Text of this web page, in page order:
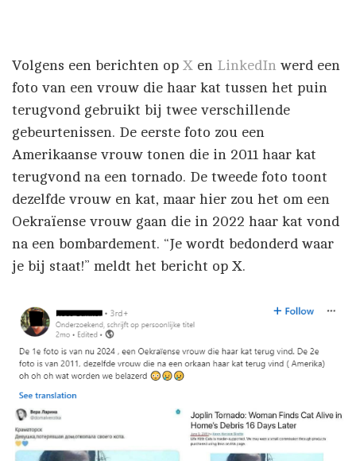
Volgens een berichten op X en LinkedIn werd een
foto van een vrouw die haar kat tussen het puin
terugvond gebruikt bij twee verschillende
gebeurtenissen. De eerste foto zou een
Amerikaanse vrouw tonen die in 2011 haar kat
terugvond na een tornado. De tweede foto toont
dezelfde vrouw en kat, maar hier zou het om een
Oekraïense vrouw gaan die in 2022 haar kat vond
na een bombardement. “Je wordt bedonderd waar
je bij staat!” meldt het bericht op X.